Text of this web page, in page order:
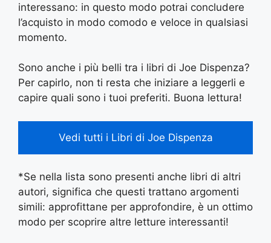
interessano: in questo modo potrai concludere
l’acquisto in modo comodo e veloce in qualsiasi
momento.
Sono anche i più belli tra i libri di Joe Dispenza?
Per capirlo, non ti resta che iniziare a leggerli e
capire quali sono i tuoi preferiti. Buona lettura!
Vedi tutti i Libri di Joe Dispenza
*Se nella lista sono presenti anche libri di altri
autori, significa che questi trattano argomenti
simili: approfittane per approfondire, è un ottimo
modo per scoprire altre letture interessanti!